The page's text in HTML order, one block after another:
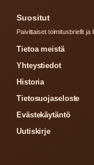
Suositut
Paivittaiset toimitusbriefit
Tietoa meistä
Yhteystiedot
Historia
Tietosuojaseloste
Evästekäytäntö
Uutiskirje